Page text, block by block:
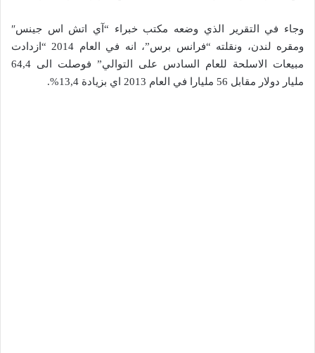
وجاء في التقرير الذي وضعه مكتب خبراء “آي اتش اس جينس″
ومقره لندن، ونقلته “فرانس برس”، انه في العام 2014 “ازدادت
مبيعات الاسلحة للعام السادس على التوالي” فوصلت الى 64,4
مليار دولار مقابل 56 مليارا في العام 2013 اي بزيادة 13,4%.